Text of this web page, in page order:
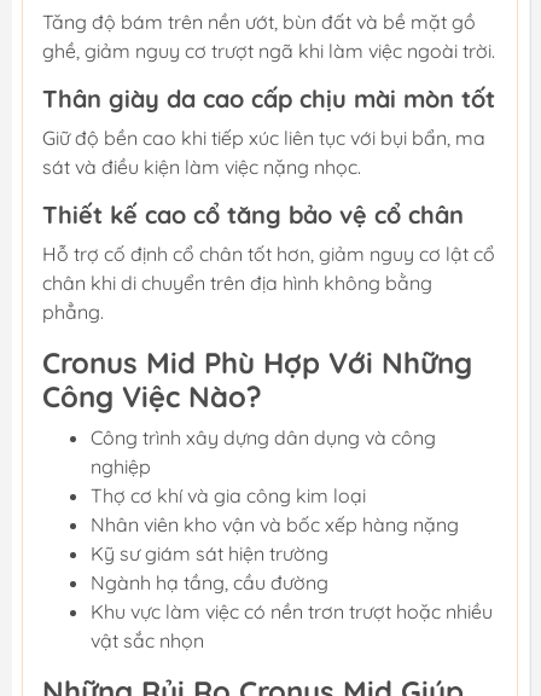
Tăng độ bám trên nền ướt, bùn đất và bề mặt gồ
ghề, giảm nguy cơ trượt ngã khi làm việc ngoài trời.
Thân giày da cao cấp chịu mài mòn tốt
Giữ độ bền cao khi tiếp xúc liên tục với bụi bẩn, ma
sát và điều kiện làm việc nặng nhọc.
Thiết kế cao cổ tăng bảo vệ cổ chân
Hỗ trợ cố định cổ chân tốt hơn, giảm nguy cơ lật cổ
chân khi di chuyển trên địa hình không bằng
phẳng.
Cronus Mid Phù Hợp Với Những
Công Việc Nào?
Công trình xây dựng dân dụng và công
nghiệp
Thợ cơ khí và gia công kim loại
Nhân viên kho vận và bốc xếp hàng nặng
Kỹ sư giám sát hiện trường
Ngành hạ tầng, cầu đường
Khu vực làm việc có nền trơn trượt hoặc nhiều
vật sắc nhọn